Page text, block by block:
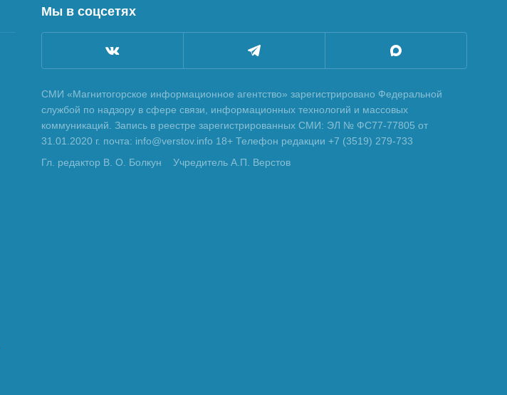
Мы в соцсетях
СМИ «Магнитогорское информационное агентство» зарегистрировано Федеральной
службой по надзору в сфере связи, информационных технологий и массовых
коммуникаций. Запись в реестре зарегистрированных СМИ: ЭЛ № ФС77-77805 от
31.01.2020 г. почта: info@verstov.info 18+ Телефон редакции +7 (3519) 279-733
Гл. редактор В. О. Болкун
Учредитель А.П. Верстов